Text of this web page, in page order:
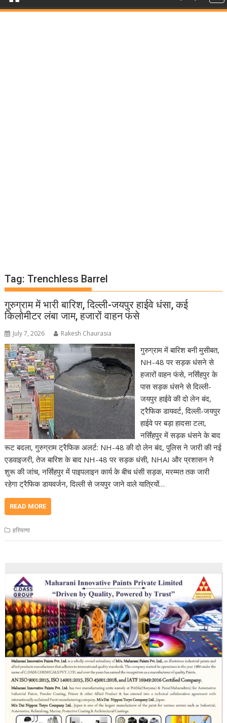
Tag:Trenchless Barrel
गुरुग्राम में भारी बारिश, दिल्ली-जयपुर हाईवे धंसा, कई
किलोमीटर लंबा जाम, हजारों वाहन फंसे
July 7, 2026 Rakesh Chaurasia
गुरुग्राम में बारिश बनी मुसीबत,
NH-48 पर सड़क धंसने से
हजारों वाहन फंसे, नर्सिंहपुर के
पास सड़क धंसने से दिल्ली-
जयपुर हाईवे की दो लेन बंद,
ट्रैफिक डायवर्ट, दिल्ली-जयपुर
हाईवे पर बड़ा हादसा टला,
नर्सिंहपुर में सड़क धंसने के बाद
रूट बदला, गुरुग्राम ट्रैफिक अलर्ट: NH-48 की दो लेन बंद, पुलिस ने जारी की नई
एडवाइजरी, तेज बारिश के बाद NH-48 पर सड़क धंसी, NHAI और प्रशासन ने
शुरू की जांच, नर्सिंहपुर में पाइपलाइन कार्य के बीच धंसी सड़क, मरम्मत तक जारी
रहेगा ट्रैफिक डायवर्जन, दिल्ली से जयपुर जाने वाले यात्रियों…
READ MORE
हरियाणा